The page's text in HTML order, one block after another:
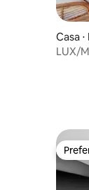
Casa
LUX/